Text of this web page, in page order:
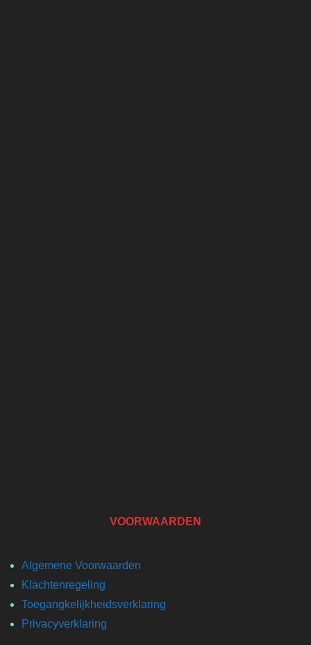
VOORWAARDEN
Algemene Voorwaarden
Klachtenregeling
Toegangkelijkheidsverklaring
Privacyverklaring